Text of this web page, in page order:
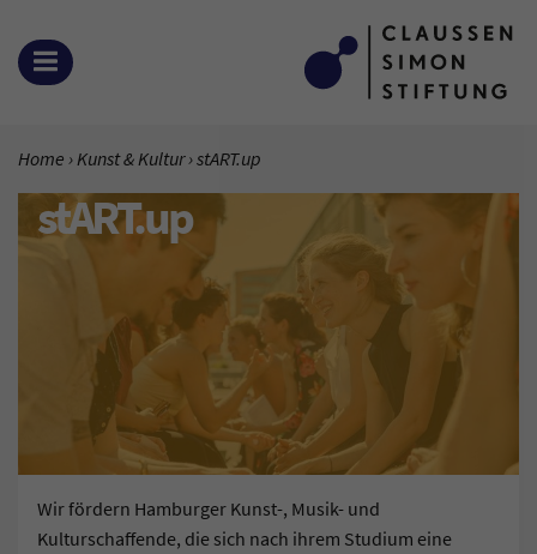
Zum Inhalt springen
MENÜ ÖFFNEN
SIE BEFINDEN SICH HIER:
Home Kunst & Kultur Aktuelle Seite:
stART.up
stART.up
Wir fördern Hamburger Kunst-, Musik- und
Kulturschaffende, die sich nach ihrem Studium eine